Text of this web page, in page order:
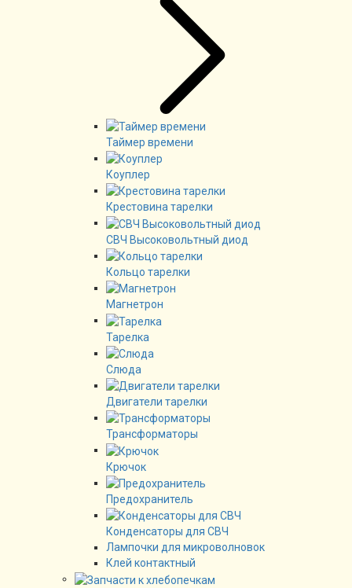
Таймер времени
Коуплер
Крестовина тарелки
СВЧ Высоковольтный диод
Кольцо тарелки
Магнетрон
Тарелка
Слюда
Двигатели тарелки
Трансформаторы
Крючок
Предохранитель
Конденсаторы для СВЧ
Лампочки для микроволновок
Клей контактный